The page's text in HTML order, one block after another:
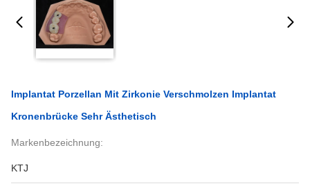
Implantat Porzellan Mit Zirkonie Verschmolzen Implantat
Kronenbrücke Sehr Ästhetisch
Markenbezeichnung:
KTJ